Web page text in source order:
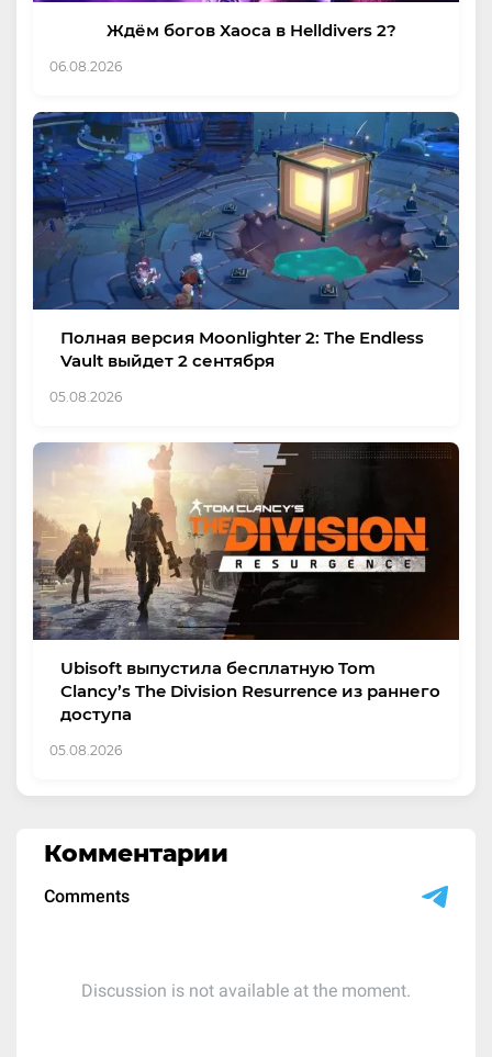
Ждём богов Хаоса в Helldivers 2?
06.08.2026
Полная версия Moonlighter 2: The Endless
Vault выйдет 2 сентября
05.08.2026
Ubisoft выпустила бесплатную Tom
Clancy’s The Division Resurrence из раннего
доступа
05.08.2026
Комментарии